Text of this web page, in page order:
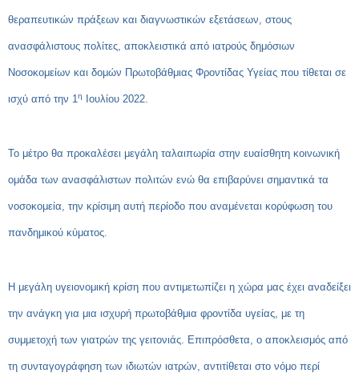
θεραπευτικών πράξεων και διαγνωστικών εξετάσεων, στους
ανασφάλιστους πολίτες, αποκλειστικά από ιατρούς δημόσιων
Νοσοκομείων και δομών Πρωτοβάθμιας Φροντίδας Υγείας που τίθεται σε
ισχύ από την 1η Ιουλίου 2022.
Το μέτρο θα προκαλέσει μεγάλη ταλαιπωρία στην ευαίσθητη κοινωνική
ομάδα των ανασφάλιστων πολιτών ενώ θα επιβαρύνει σημαντικά τα
νοσοκομεία, την κρίσιμη αυτή περίοδο που αναμένεται κορύφωση του
πανδημικού κύματος.
Η μεγάλη υγειονομική κρίση που αντιμετωπίζει η χώρα μας έχει αναδείξει
την ανάγκη για μια ισχυρή πρωτοβάθμια φροντίδα υγείας, με τη
συμμετοχή των γιατρών της γειτονιάς. Επιπρόσθετα, ο αποκλεισμός από
τη συνταγογράφηση των ιδιωτών ιατρών, αντιτίθεται στο νόμο περί